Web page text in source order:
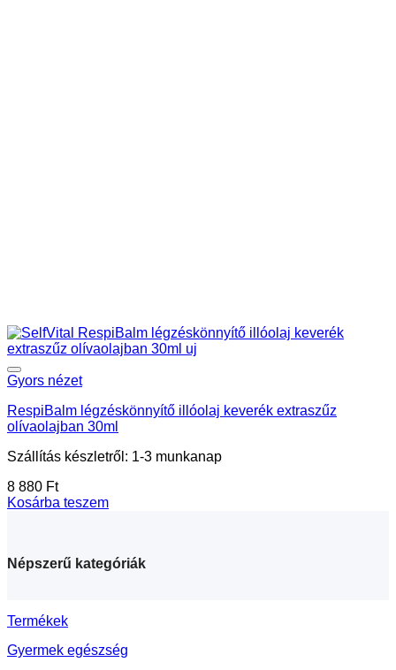
Gyors nézet
RespiBalm légzéskönnyítő illóolaj keverék extraszűz
olívaolajban 30ml
Szállítás készletről: 1-3 munkanap
8 880 Ft
Kosárba teszem
Népszerű kategóriák
Termékek
Gyermek egészség